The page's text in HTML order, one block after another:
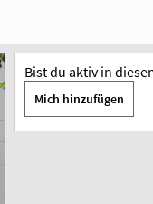
Bist du aktiv in
Mich hinzufügen